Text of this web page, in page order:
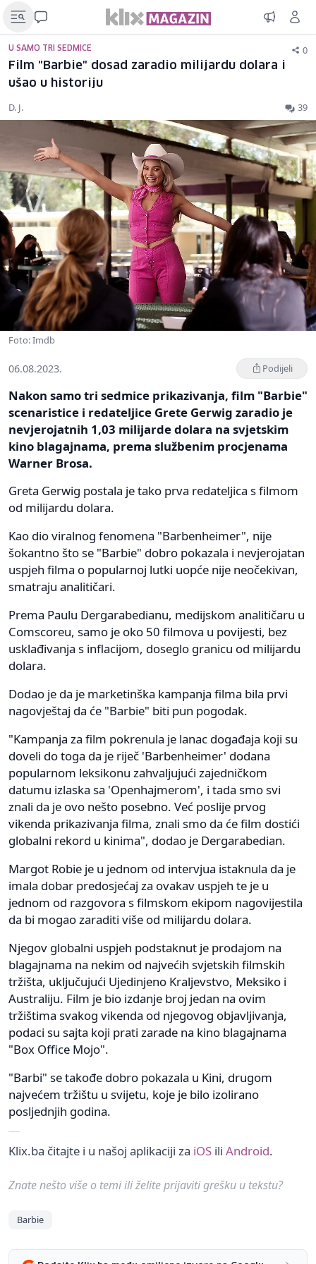
U SAMO TRI SEDMICE 0
Film "Barbie" dosad zaradio milijardu dolara i
ušao u historiju
D. J. 39
Foto: Imdb
06.08.2023. Podijeli
Nakon samo tri sedmice prikazivanja, film "Barbie"
scenaristice i redateljice Grete Gerwig zaradio je
nevjerojatnih 1,03 milijarde dolara na svjetskim
kino blagajnama, prema službenim procjenama
Warner Brosa.
Greta Gerwig postala je tako prva redateljica s filmom
od milijardu dolara.
Kao dio viralnog fenomena "Barbenheimer", nije
šokantno što se "Barbie" dobro pokazala i nevjerojatan
uspjeh filma o popularnoj lutki uopće nije neočekivan,
smatraju analitičari.
Prema Paulu Dergarabedianu, medijskom analitičaru u
Comscoreu, samo je oko 50 filmova u povijesti, bez
usklađivanja s inflacijom, doseglo granicu od milijardu
dolara.
Dodao je da je marketinška kampanja filma bila prvi
nagovještaj da će "Barbie" biti pun pogodak.
"Kampanja za film pokrenula je lanac događaja koji su
doveli do toga da je riječ 'Barbenheimer' dodana
popularnom leksikonu zahvaljujući zajedničkom
datumu izlaska sa 'Openhajmerom', i tada smo svi
znali da je ovo nešto posebno. Već poslije prvog
vikenda prikazivanja filma, znali smo da će film dostići
globalni rekord u kinima", dodao je Dergarabedian.
Margot Robie je u jednom od intervjua istaknula da je
imala dobar predosjećaj za ovakav uspjeh te je u
jednom od razgovora s filmskom ekipom nagovijestila
da bi mogao zaraditi više od milijardu dolara.
Njegov globalni uspjeh podstaknut je prodajom na
blagajnama na nekim od najvećih svjetskih filmskih
tržišta, uključujući Ujedinjeno Kraljevstvo, Meksiko i
Australiju. Film je bio izdanje broj jedan na ovim
tržištima svakog vikenda od njegovog objavljivanja,
podaci su sajta koji prati zarade na kino blagajnama
"Box Office Mojo".
"Barbi" se takođe dobro pokazala u Kini, drugom
najvećem tržištu u svijetu, koje je bilo izolirano
posljednjih godina.
Klix.ba čitajte i u našoj aplikaciji za iOS ili Android.
Znate nešto više o temi ili želite prijaviti grešku u tekstu?
Barbie